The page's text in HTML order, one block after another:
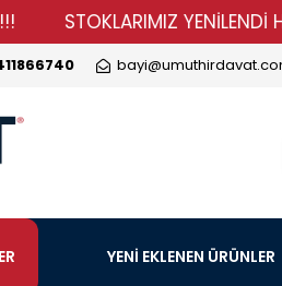
STOKLARIMIZ YENİLENDİ HADİ
YENİ EKLENEN ÜRÜNLER